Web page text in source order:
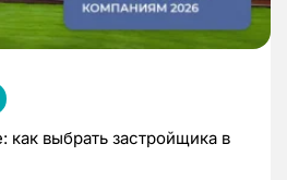
выбрать застройщика в